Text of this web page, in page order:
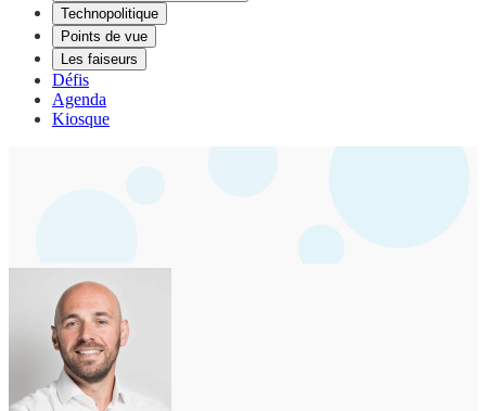
Technopolitique
Points de vue
Les faiseurs
Défis
Agenda
Kiosque